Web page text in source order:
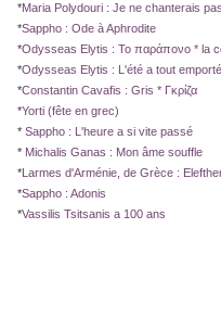
*Maria Polydouri : Je ne chanterais pas
*Sappho : Ode à Aphrodite
*Odysseas Elytis : Το παράπoνο * la
*Odysseas Elytis : L'été a tout emporté
*Constantin Cavafis : Gris * Γκρίζα
*Yorti (fête en grec)
* Sappho : L'heure a si vite passé
* Michalis Ganas : Mon âme souffle
*Larmes d'Arménie, de Grèce :
*Sappho : Adonis
*Vassilis Tsitsanis a 100 ans